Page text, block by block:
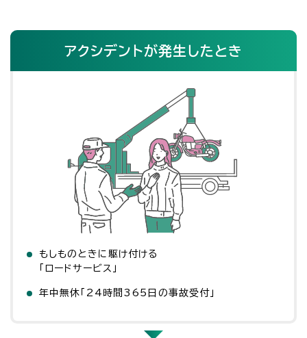
アクシデントが発生したとき
もしものときに駆け付ける
「ロードサービス」
年中無休「24時間365日の事故受付」